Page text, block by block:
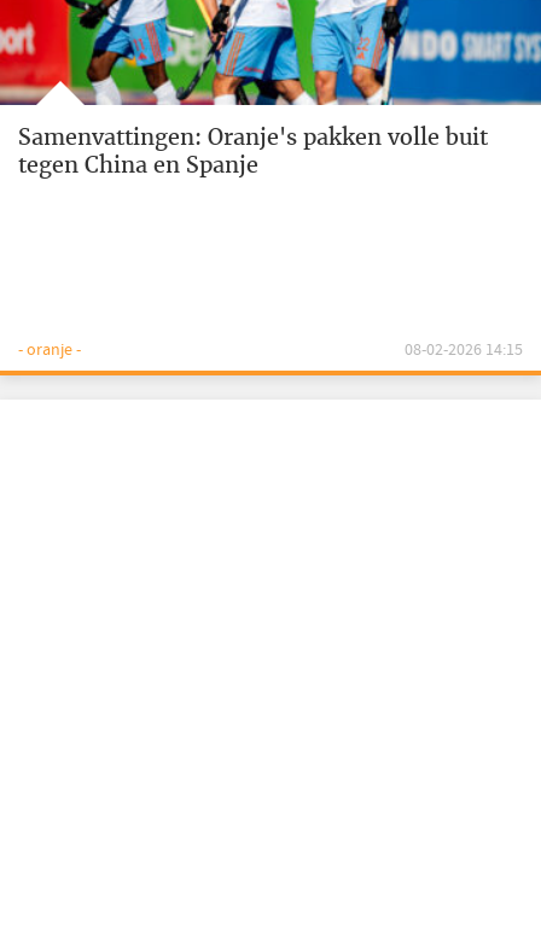
Samenvattingen: Oranje's pakken volle buit
tegen China en Spanje
- oranje - 08-02-2026 14:15